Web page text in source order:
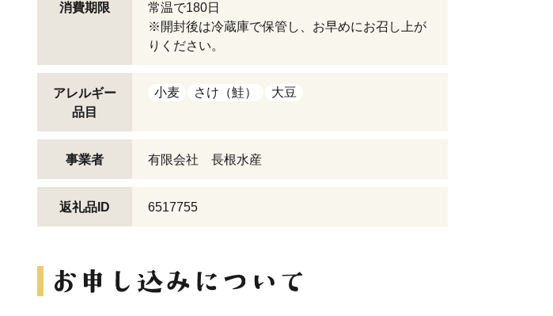
消費期限
常温で180日
※開封後は冷蔵庫で保管し、お早めにお召し上が
りください。
アレルギー
品目
小麦 さけ（鮭） 大豆
事業者 有限会社 長根水産
返礼品ID 6517755